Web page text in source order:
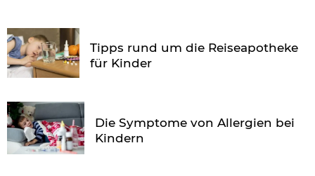
Tipps rund um die Reiseapotheke
für Kinder
Die Symptome von Allergien bei
Kindern